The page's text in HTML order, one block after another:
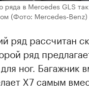
ряда в Mercedes GLS
(Фото: Mercedes‑Benz)
ряд рассчитан
ряд
ног. Багажник
X7 самым